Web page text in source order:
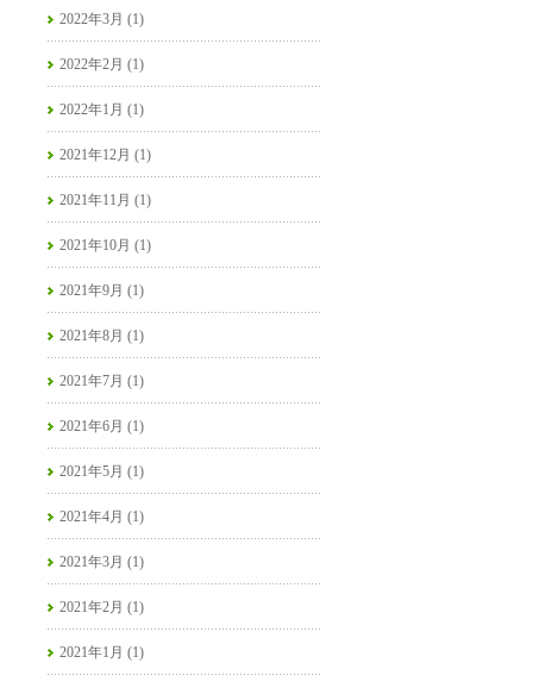
2022年3月 (1)
2022年2月 (1)
2022年1月 (1)
2021年12月 (1)
2021年11月 (1)
2021年10月 (1)
2021年9月 (1)
2021年8月 (1)
2021年7月 (1)
2021年6月 (1)
2021年5月 (1)
2021年4月 (1)
2021年3月 (1)
2021年2月 (1)
2021年1月 (1)